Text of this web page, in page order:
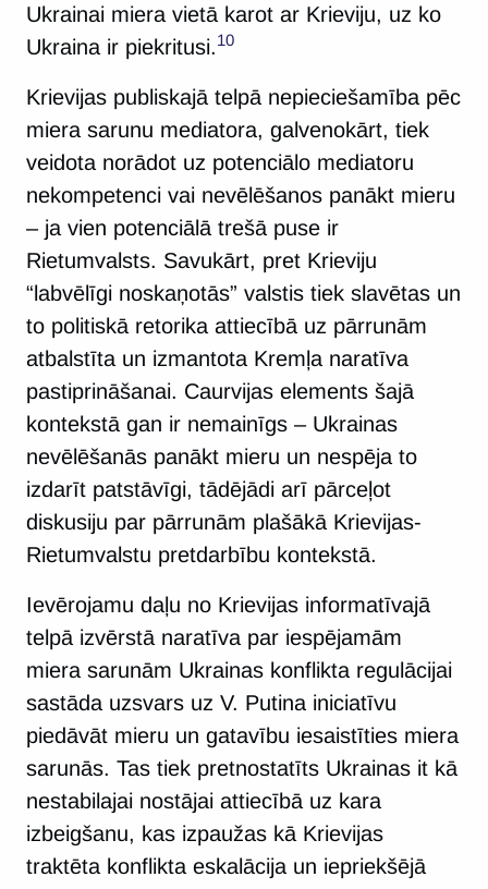
Ukrainai miera vietā karot ar Krieviju, uz ko
Ukraina ir piekritusi.10
Krievijas publiskajā telpā nepieciešamība pēc
miera sarunu mediatora, galvenokārt, tiek
veidota norādot uz potenciālo mediatoru
nekompetenci vai nevēlēšanos panākt mieru
– ja vien potenciālā trešā puse ir
Rietumvalsts. Savukārt, pret Krieviju
“labvēlīgi noskaņotās” valstis tiek slavētas un
to politiskā retorika attiecībā uz pārrunām
atbalstīta un izmantota Kremļa naratīva
pastiprināšanai. Caurvijas elements šajā
kontekstā gan ir nemainīgs – Ukrainas
nevēlēšanās panākt mieru un nespēja to
izdarīt patstāvīgi, tādējādi arī pārceļot
diskusiju par pārrunām plašākā Krievijas-
Rietumvalstu pretdarbību kontekstā.
Ievērojamu daļu no Krievijas informatīvajā
telpā izvērstā naratīva par iespējamām
miera sarunām Ukrainas konflikta regulācijai
sastāda uzsvars uz V. Putina iniciatīvu
piedāvāt mieru un gatavību iesaistīties miera
sarunās. Tas tiek pretnostatīts Ukrainas it kā
nestabilajai nostājai attiecībā uz kara
izbeigšanu, kas izpaužas kā Krievijas
traktēta konflikta eskalācija un iepriekšējā